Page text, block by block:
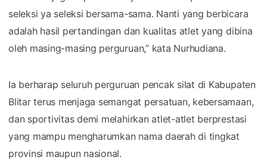
seleksi ya seleksi bersama-sama. Nanti yang berbicara
adalah hasil pertandingan dan kualitas atlet yang dibina
oleh masing-masing perguruan,” kata Nurhudiana.
Ia berharap seluruh perguruan pencak silat di Kabupaten
Blitar terus menjaga semangat persatuan, kebersamaan,
dan sportivitas demi melahirkan atlet-atlet berprestasi
yang mampu mengharumkan nama daerah di tingkat
provinsi maupun nasional.